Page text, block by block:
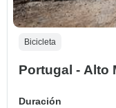
Bicicleta
Portugal - Alto
Duración